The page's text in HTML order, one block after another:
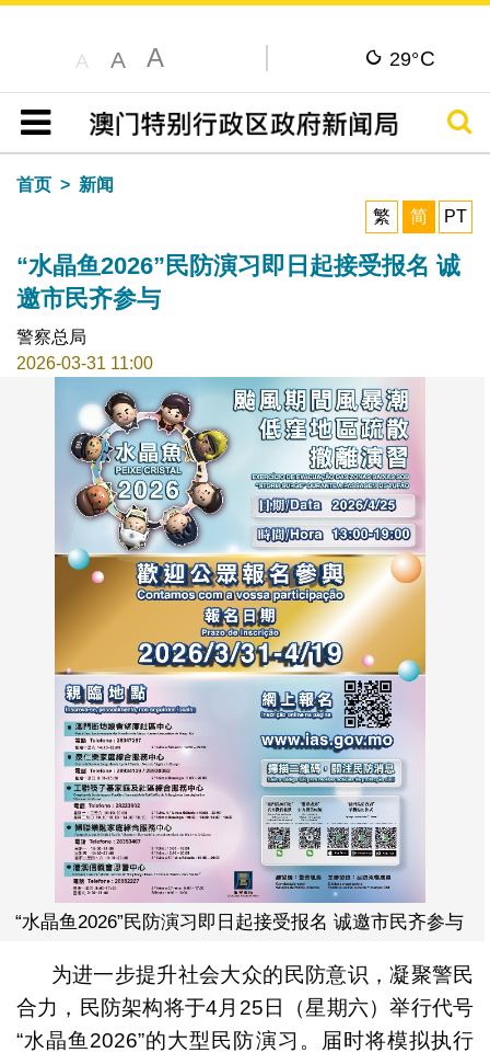
A A A 29°C
目录
搜寻
首页
新闻
繁
简 PT
“水晶鱼2026”民防演习即日起接受报名 诚
邀市民齐参与
警察总局
2026-03-31 11:00
“水晶鱼2026”民防演习即日起接受报名 诚邀市民齐参与
为进一步提升社会大众的民防意识，凝聚警民
合力，民防架构将于4月25日（星期六）举行代号
“水晶鱼2026”的大型民防演习。届时将模拟执行